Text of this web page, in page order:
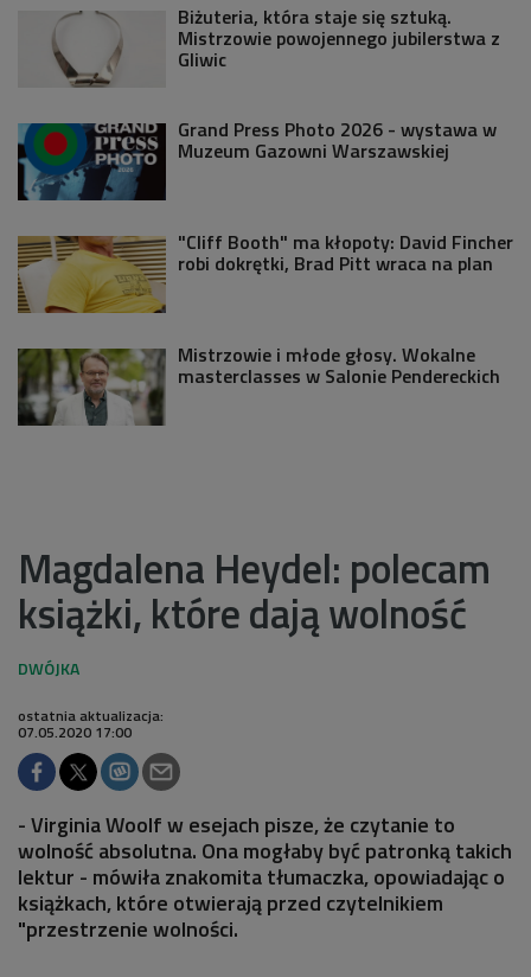
Biżuteria, która staje się sztuką.
Mistrzowie powojennego jubilerstwa z
Gliwic
Grand Press Photo 2026 - wystawa w
Muzeum Gazowni Warszawskiej
"Cliff Booth" ma kłopoty: David Fincher
robi dokrętki, Brad Pitt wraca na plan
Mistrzowie i młode głosy. Wokalne
masterclasses w Salonie Pendereckich
Magdalena Heydel: polecam
książki, które dają wolność
ostatnia aktualizacja:
07.05.2020 17:00
- Virginia Woolf w esejach pisze, że czytanie to
wolność absolutna. Ona mogłaby być patronką takich
lektur - mówiła znakomita tłumaczka, opowiadając o
książkach, które otwierają przed czytelnikiem
"przestrzenie wolności.